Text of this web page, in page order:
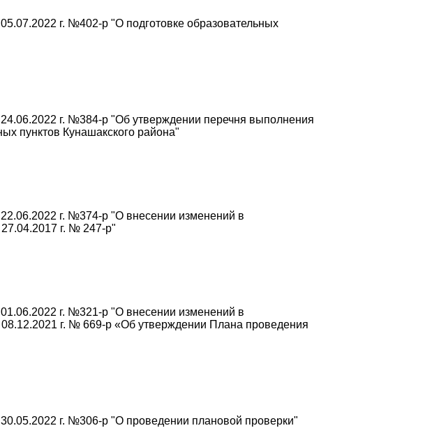
г. №402-р "О подготовке образовательных
г. №384-р "Об утверждении перечня выполнения
пунктов Кунашакского района"
г. №374-р "О внесении изменений в
г. № 247-р"
г. №321-р "О внесении изменений в
г. № 669-р «Об утверждении Плана проведения
г. №306-р "О проведении плановой проверки"